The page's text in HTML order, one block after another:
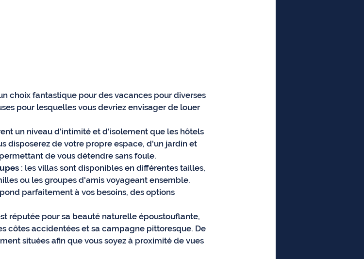
choix fantastique pour des vacances pour diverses
pour lesquelles vous devriez envisager de louer
un niveau d'intimité et d'isolement que les hôtels
disposerez de votre propre espace, d'un jardin et
de vous détendre sans foule.
: les villas sont disponibles en différentes tailles,
ou les groupes d'amis voyageant ensemble.
parfaitement à vos besoins, des options
réputée pour sa beauté naturelle époustouflante,
côtes accidentées et sa campagne pittoresque. De
situées afin que vous soyez à proximité de vues